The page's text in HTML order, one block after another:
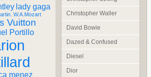
lady gaga
W.A.Mozart
Vuitton
Portillo
menez
Christopher Waller
David Bowie
Dazed & Confused
Diesel
Dior